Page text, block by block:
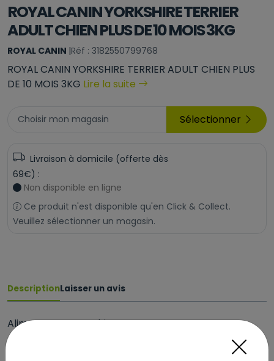
ROYAL CANIN YORKSHIRE TERRIER
ADULT CHIEN PLUS DE 10 MOIS 3KG
ROYAL CANIN |Réf : 3182550799768
ROYAL CANIN YORKSHIRE TERRIER ADULT CHIEN PLUS
DE 10 MOIS 3KG Lire la suite
Choisir mon magasin Sélectionner
Livraison à domicile (offerte dès
69€) :
Non disponible en ligne
Ce produit n'est disponible qu'en Click & Collect.
Veuillez sélectionner un magasin.
DescriptionLaisser un avis
Aliment sec pour chiens
Aliment complet pour chiens Yorkshire Terrier